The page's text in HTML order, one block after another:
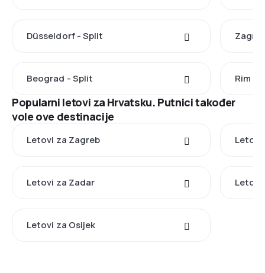
Düsseldorf - Split
Beograd - Split Rim -
Popularni letovi za Hrvatsku. Putnici također
vole ove destinacije
Letovi za Zagreb Letovi
Letovi za Zadar Letovi
Letovi za Osijek